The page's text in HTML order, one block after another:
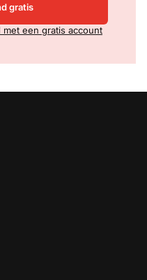
gratis
een gratis account